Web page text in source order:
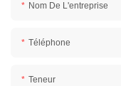
Nom De L'entreprise
Téléphone
Teneur